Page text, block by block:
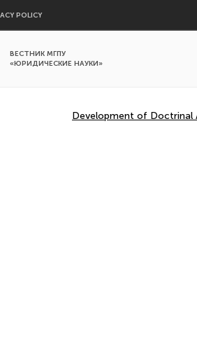
POLICY
ВЕСТНИК МГПУ
«ЮРИДИЧЕСКИЕ НАУКИ»
Development of Doctrinal